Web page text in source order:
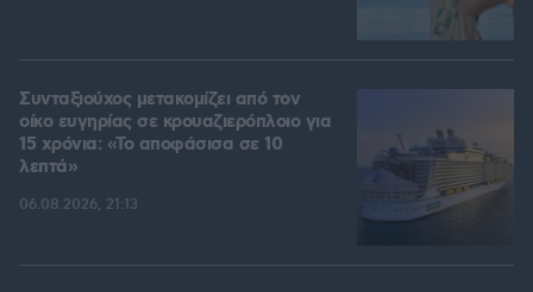
Συνταξιούχος μετακομίζει από τον
οίκο ευγηρίας σε κρουαζιερόπλοιο για
15 χρόνια: «Το αποφάσισα σε 10
λεπτά»
06.08.2026, 21:13